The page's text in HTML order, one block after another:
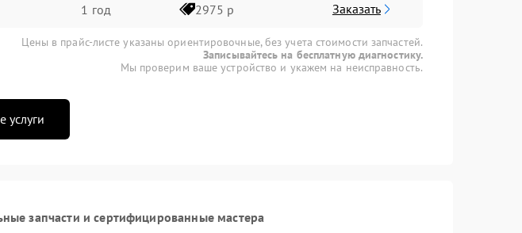
1 год 2975 р Заказать
Цены в прайс-листе указаны ориентировочные, без учета стоимости запчастей.
Записывайтесь на бесплатную диагностику.
Мы проверим ваше устройство и укажем на неисправность.
услуги
запчасти и сертифицированные мастера